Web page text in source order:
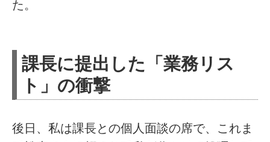
た。
課長に提出した「業務リス
ト」の衝撃
後日、私は課長との個人面談の席で、これま